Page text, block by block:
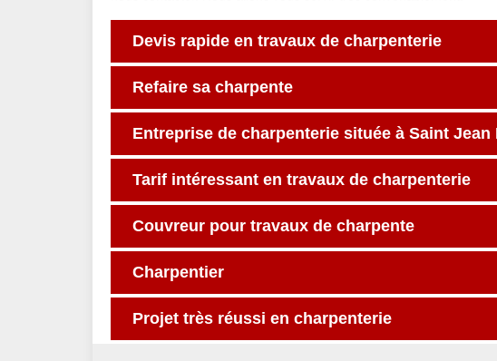
Devis rapide en travaux de charpenterie
Refaire sa charpente
Entreprise de charpenterie située à Saint Jean
Tarif intéressant en travaux de charpenterie
Couvreur pour travaux de charpente
Charpentier
Projet très réussi en charpenterie